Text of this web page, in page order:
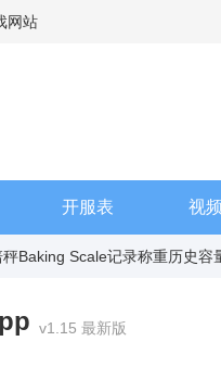
网站
开服表 视频
Baking Scale记录称重历史容
v1.15 最新版